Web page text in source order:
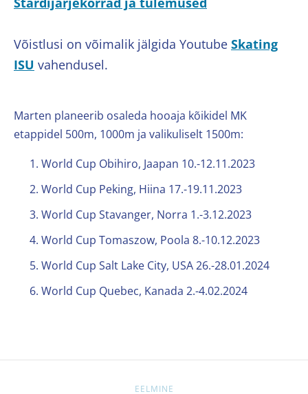
Võistlusi on võimalik jälgida Youtube Skating
ISU vahendusel.
Marten planeerib osaleda hooaja kõikidel MK
etappidel 500m, 1000m ja valikuliselt 1500m:
World Cup Obihiro, Jaapan 10.-12.11.2023
World Cup Peking, Hiina 17.-19.11.2023
World Cup Stavanger, Norra 1.-3.12.2023
World Cup Tomaszow, Poola 8.-10.12.2023
World Cup Salt Lake City, USA 26.-28.01.2024
World Cup Quebec, Kanada 2.-4.02.2024
EELMINE